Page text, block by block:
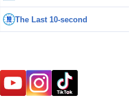
The Last 10-second